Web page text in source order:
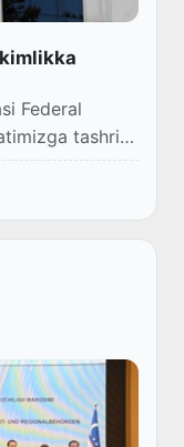
Federal
tashrifi
Prezidenti